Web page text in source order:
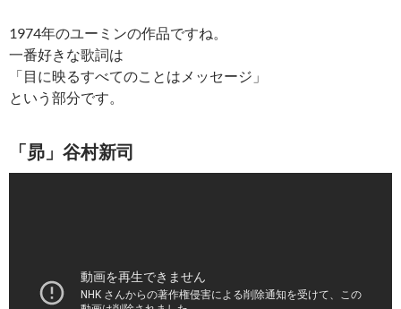
1974年のユーミンの作品ですね。
一番好きな歌詞は
「目に映るすべてのことはメッセージ」
という部分です。
「昴」谷村新司